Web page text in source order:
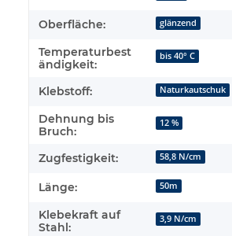
Oberfläche: glänzend
Temperaturbest
ändigkeit:
bis 40° C
Klebstoff: Naturkautschuk
Dehnung bis
Bruch:
12 %
Zugfestigkeit: 58,8 N/cm
Länge: 50m
Klebekraft auf
Stahl:
3,9 N/cm